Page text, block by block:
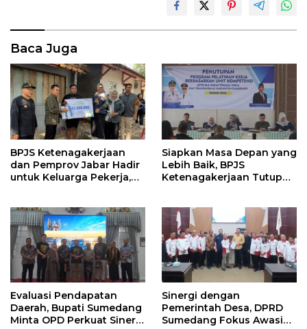
Baca Juga
BPJS Ketenagakerjaan
dan Pemprov Jabar Hadir
untuk Keluarga Pekerja,
Siapkan Masa Depan yang
Lebih Baik, BPJS
Ketenagakerjaan Tutup
Evaluasi Pendapatan
Daerah, Bupati Sumedang
Minta OPD Perkuat Sinergi
Sinergi dengan
Pemerintah Desa, DPRD
Sumedang Fokus Awasi